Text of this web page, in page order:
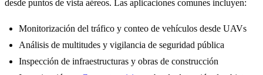
desde puntos de vista aéreos. Las aplicaciones comunes incluyen:
Monitorización del tráfico y conteo de vehículos desde UAVs
Análisis de multitudes y vigilancia de seguridad pública
Inspección de infraestructuras y obras de construcción